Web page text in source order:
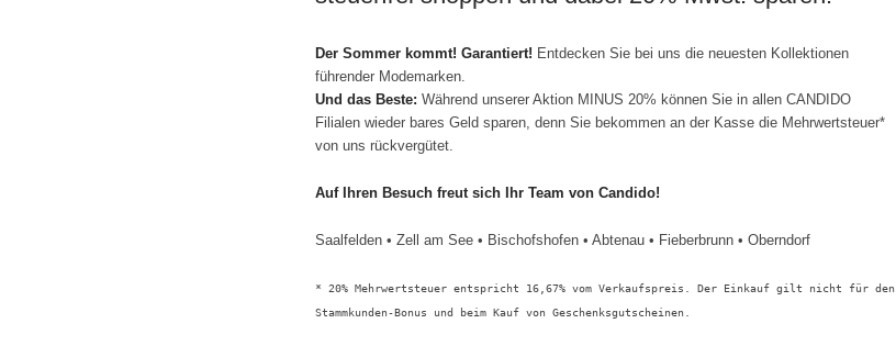
Der Sommer kommt! Garantiert! Entdecken Sie bei uns die neuesten Kollektionen
führender Modemarken.
Und das Beste: Während unserer Aktion MINUS 20% können Sie in allen CANDIDO
Filialen wieder bares Geld sparen, denn Sie bekommen an der Kasse die Mehrwertsteuer*
von uns rückvergütet.
Auf Ihren Besuch freut sich Ihr Team von Candido!
Saalfelden • Zell am See • Bischofshofen • Abtenau • Fieberbrunn • Oberndorf
* 20% Mehrwertsteuer entspricht 16,67% vom Verkaufspreis. Der Einkauf gilt nicht für den
Stammkunden-Bonus und beim Kauf von Geschenksgutscheinen.